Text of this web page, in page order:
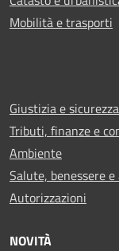
Mobilità e trasporti
Giustizia e
Tributi, finanze e
Ambiente
Salute, benessere
Autorizzazioni
NOVITÀ